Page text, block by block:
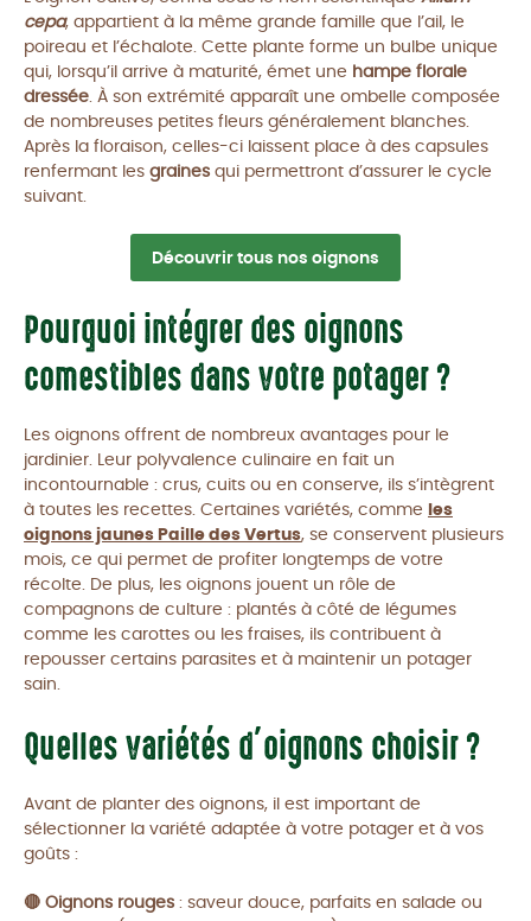
cepa, appartient à la même grande famille que l’ail, le
poireau et l’échalote. Cette plante forme un bulbe unique
qui, lorsqu’il arrive à maturité, émet une hampe florale
dressée. À son extrémité apparaît une ombelle composée
de nombreuses petites fleurs généralement blanches.
Après la floraison, celles-ci laissent place à des capsules
renfermant les graines qui permettront d’assurer le cycle
suivant.
Découvrir tous nos oignons
Pourquoi intégrer des oignons
comestibles dans votre potager ?
Les oignons offrent de nombreux avantages pour le
jardinier. Leur polyvalence culinaire en fait un
incontournable : crus, cuits ou en conserve, ils s’intègrent
à toutes les recettes. Certaines variétés, comme
les
oignons jaunes Paille des Vertus, se conservent plusieurs
mois, ce qui permet de profiter longtemps de votre
récolte. De plus, les oignons jouent un rôle de
compagnons de culture : plantés à côté de légumes
comme les carottes ou les fraises, ils contribuent à
repousser certains parasites et à maintenir un potager
sain.
Quelles variétés d’oignons choisir ?
Avant de planter des oignons, il est important de
sélectionner la variété adaptée à votre potager et à vos
goûts :
🔴 Oignons rouges : saveur douce, parfaits en salade ou